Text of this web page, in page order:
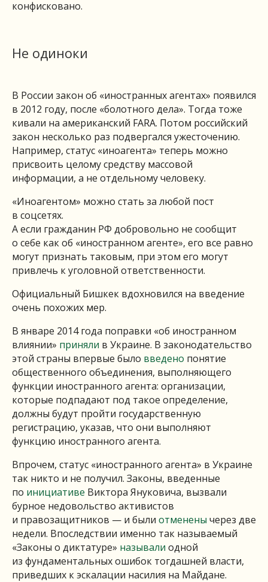
конфисковано.
Не одиноки
В России закон об «иностранных агентах» появился
в 2012 году, после «болотного дела». Тогда тоже
кивали на американский FARA. Потом российский
закон несколько раз подвергался ужесточению.
Например, статус «иноагента» теперь можно
присвоить целому средству массовой
информации, а не отдельному человеку.
«Иноагентом» можно стать за любой пост
в соцсетях.
А если гражданин РФ добровольно не сообщит
о себе как об «иностранном агенте», его все равно
могут признать таковым, при этом его могут
привлечь к уголовной ответственности.
Официальный Бишкек вдохновился на введение
очень похожих мер.
В январе 2014 года поправки «об иностранном
влиянии» приняли в Украине. В законодательство
этой страны впервые было введено понятие
общественного объединения, выполняющего
функции иностранного агента: организации,
которые подпадают под такое определение,
должны будут пройти государственную
регистрацию, указав, что они выполняют
функцию иностранного агента.
Впрочем, статус «иностранного агента» в Украине
так никто и не получил. Законы, введенные
по инициативе Виктора Януковича, вызвали
бурное недовольство активистов
и правозащитников — и были отменены через две
недели. Впоследствии именно так называемый
«Законы о диктатуре» называли одной
из фундаментальных ошибок тогдашней власти,
приведших к эскалации насилия на Майдане.